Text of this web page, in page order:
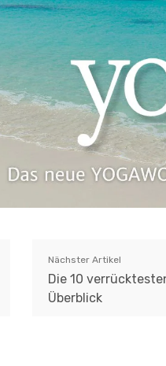
Nächster Artikel
Die 10
Überblick